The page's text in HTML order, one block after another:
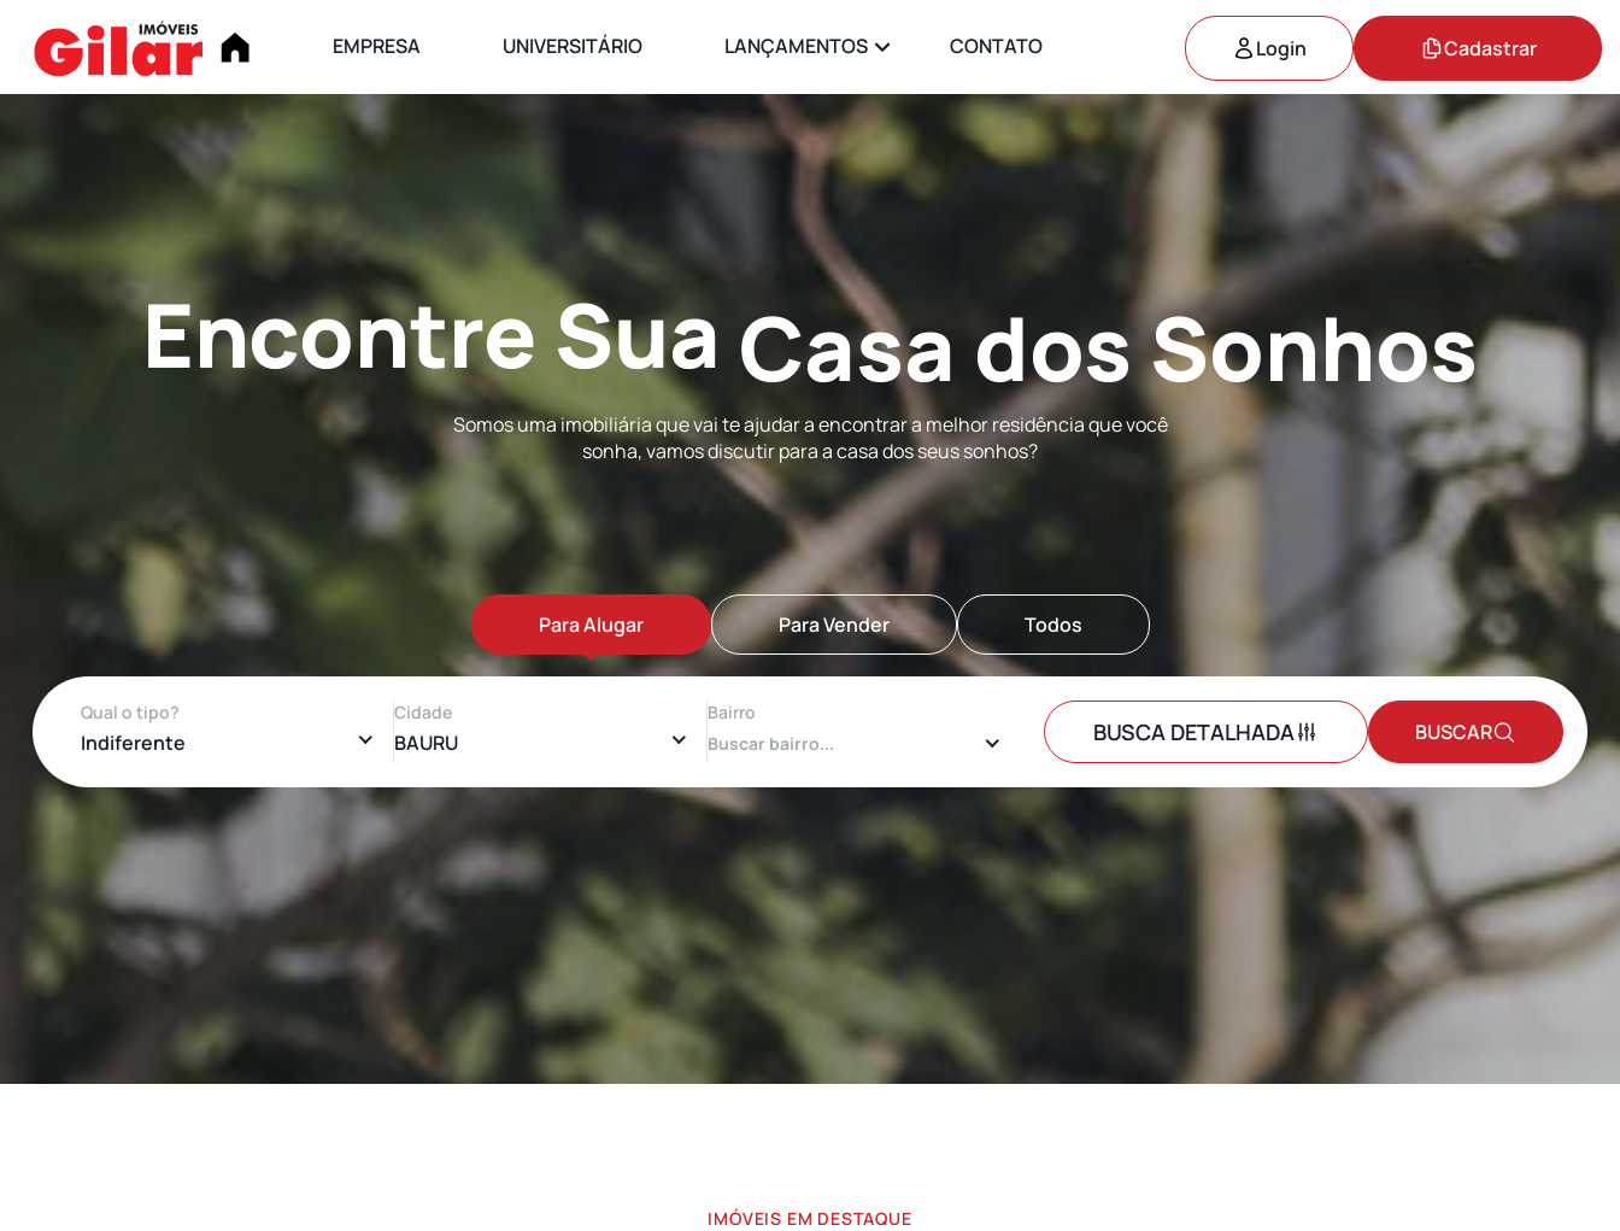
EMPRESA UNIVERSITÁRIO LANÇAMENTOS CONTATO Login Cadastrar
Encontre Sua Casa dos Sonhos
Somos uma imobiliária que vai te ajudar a encontrar a melhor residência que você
sonha, vamos discutir para a casa dos seus sonhos?
Para Alugar Para Vender Todos
Qual o tipo?
Indiferente
Cidade
BAURU
Bairro
BUSCA DETALHADA BUSCAR
IMÓVEIS EM DESTAQUE